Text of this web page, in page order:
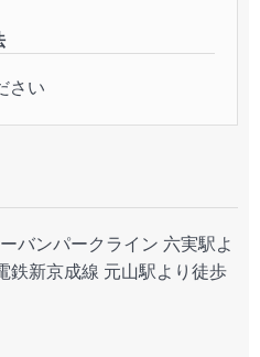
さい
バンパークライン 六実駅よ
新京成線 元山駅より徒歩